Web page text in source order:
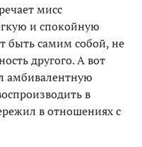
мисс
и спокойную
быть самим собой, не
другого. А вот
амбивалентную
в
в отношениях с